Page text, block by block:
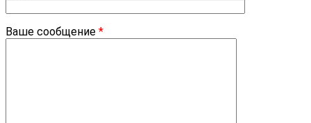
Ваше сообщение *